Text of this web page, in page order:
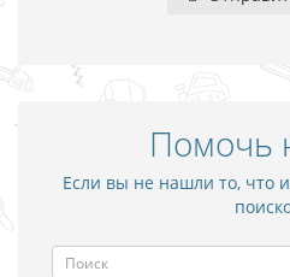
Помочь
Если вы не нашли то, что